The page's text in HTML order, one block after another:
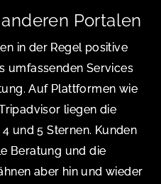
Portalen
in der Regel positive
umfassenden Services
Auf Plattformen wie
liegen die
und 5 Sternen. Kunden
Beratung und die
aber hin und wieder